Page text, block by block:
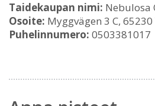
Taidekaupan nimi: Nebulosa
Osoite: Myggvägen 3 C, 65230
Puhelinnumero: 0503381017